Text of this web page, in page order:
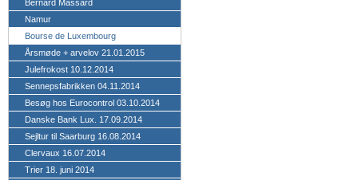
Bernard Massard
Namur
Bourse de Luxembourg
Årsmøde + arvelov 21.01.2015
Julefrokost 10.12.2014
Sennepsfabrikken 04.11.2014
Besøg hos Eurocontrol 03.10.2014
Danske Bank Lux. 17.09.2014
Sejltur til Saarburg 16.08.2014
Clervaux 16.07.2014
Trier 18. juni 2014